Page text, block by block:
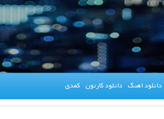
دانلود اهنگ دانلود کارتون کمدی